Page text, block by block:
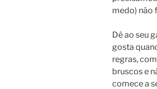
medo) não
Dê ao seu
gosta
regras,
bruscos e
comece a